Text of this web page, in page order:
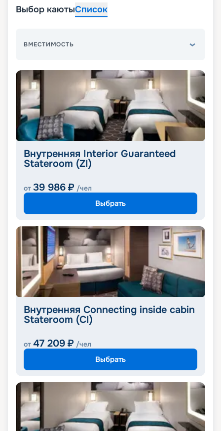
Выбор каютыСписок
ВМЕСТИМОСТЬ
Внутренняя Interior Guaranteed
Stateroom (ZI)
от 39 986 ₽ /чел
Выбрать
Внутренняя Connecting inside cabin
Stateroom (CI)
от 47 209 ₽ /чел
Выбрать